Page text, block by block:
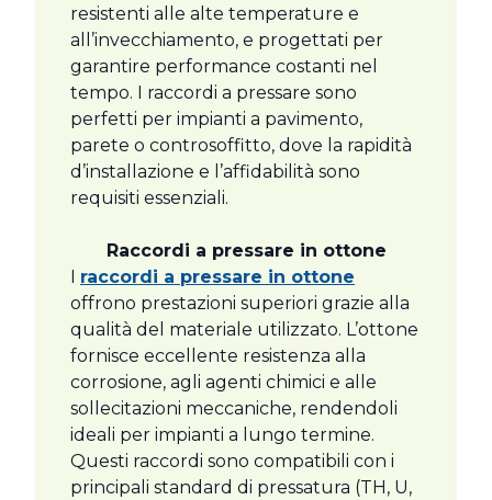
resistenti alle alte temperature e
all’invecchiamento, e progettati per
garantire performance costanti nel
tempo. I raccordi a pressare sono
perfetti per impianti a pavimento,
parete o controsoffitto, dove la rapidità
d’installazione e l’affidabilità sono
requisiti essenziali.
Raccordi a pressare in ottone
I raccordi a pressare in ottone
offrono prestazioni superiori grazie alla
qualità del materiale utilizzato. L’ottone
fornisce eccellente resistenza alla
corrosione, agli agenti chimici e alle
sollecitazioni meccaniche, rendendoli
ideali per impianti a lungo termine.
Questi raccordi sono compatibili con i
principali standard di pressatura (TH, U,